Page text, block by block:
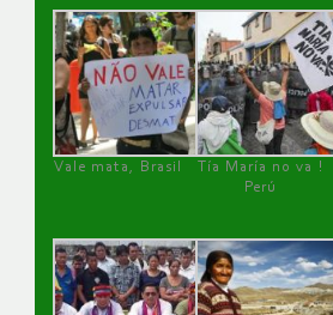
Vale mata, Brasil
Tía María no va !
Perú